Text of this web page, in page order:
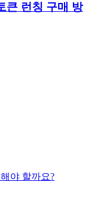
큰 런칭 구매 방
야 할까요?